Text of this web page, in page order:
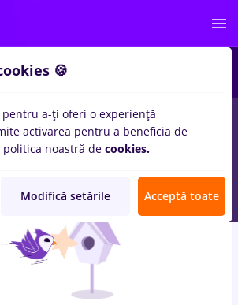
Part time inTimisoara
inTransport / Distributie, IT /
🍪
pentru a-ți oferi o experiență
activarea pentru a beneficia de
politica noastră de cookies.
Modifică setările Acceptă toate